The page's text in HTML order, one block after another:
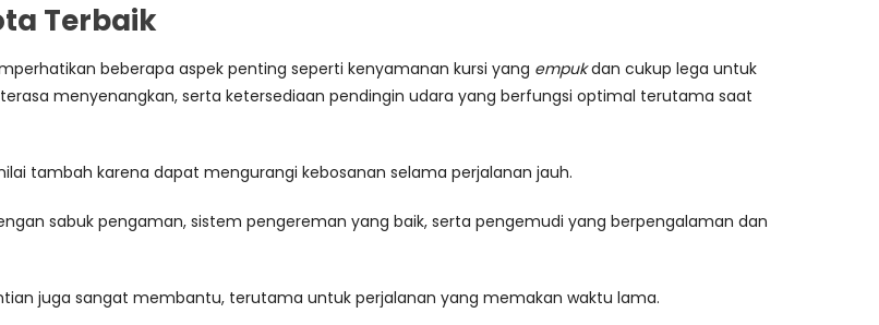
Terbaik
beberapa aspek penting seperti kenyamanan kursi yang empukdan cukup lega untuk
menyenangkan, serta ketersediaan pendingin udara yang berfungsi optimal terutama saat
tambah karena dapat mengurangi kebosanan selama perjalanan jauh.
sabuk pengaman, sistem pengereman yang baik, serta pengemudi yang berpengalaman dan
juga sangat membantu, terutama untuk perjalanan yang memakan waktu lama.